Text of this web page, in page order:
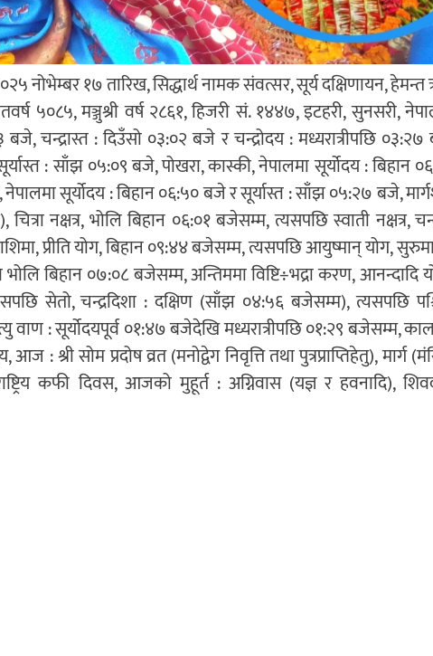
नोभेम्बर १७ तारिख, सिद्धार्थ नामक संवत्सर, सूर्य दक्षिणायन,
५०८५, मञ्जुश्री वर्ष २८६१, हिजरी सं. १४४७, इटहरी, सुनसरी,
चन्द्रास्त : दिउँसो ०३:०२ बजे र चन्द्रोदय : मध्यरात्रीपछि
: साँझ ०५:०९ बजे, पोखरा, कास्की, नेपालमा सूर्योदय : बिहान
सूर्योदय : बिहान ०६:५० बजे र सूर्यास्त : साँझ ०५:२७ बजे,
नक्षत्र, भोलि बिहान ०६:०१ बजेसम्म, त्यसपछि स्वाती नक्षत्र,
प्रीति योग, बिहान ०९:४४ बजेसम्म, त्यसपछि आयुष्मान् योग,
बिहान ०७:०८ बजेसम्म, अन्तिममा विष्टि÷भद्रा करण, आनन्दादि
सेतो, चन्द्रदिशा : दक्षिण (साँझ ०४:५६ बजेसम्म), त्यसपछि
वाण : सूर्योदयपूर्व ०१:४७ बजेदेखि मध्यरात्रीपछि ०१:२९ बजेसम्म,
श्री सोम प्रदोष व्रत (मनोद्वेग निवृत्ति तथा पुत्रप्राप्तिहेतु), मार्ग
कफी दिवस, आजको मुहूर्त : अग्निवास (यज्ञ र हवनादि),